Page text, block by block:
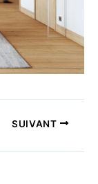
SUIVANT